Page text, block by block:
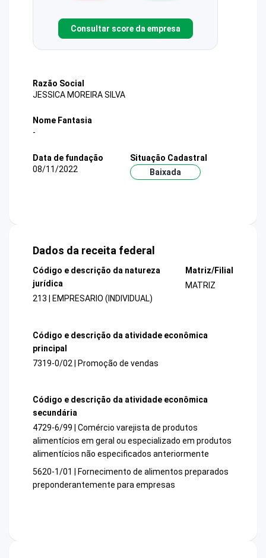
Consultar score da empresa
Razão Social
JESSICA MOREIRA SILVA
Nome Fantasia
-
Data de fundação
08/11/2022
Situação Cadastral
Baixada
Dados da receita federal
Código e descrição da natureza
jurídica
213 | EMPRESARIO (INDIVIDUAL)
Matriz/Filial
MATRIZ
Código e descrição da atividade econômica
principal
7319-0/02 | Promoção de vendas
Código e descrição da atividade econômica
secundária
4729-6/99 | Comércio varejista de produtos
alimentícios em geral ou especializado em produtos
alimentícios não especificados anteriormente
5620-1/01 | Fornecimento de alimentos preparados
preponderantemente para empresas